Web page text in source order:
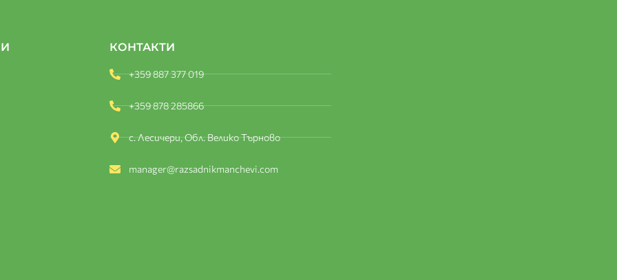
КОНТАКТИ
+359 887 377 019
+359 878 285866
с. Лесичери, Обл. Велико Търново
manager@razsadnikmanchevi.com